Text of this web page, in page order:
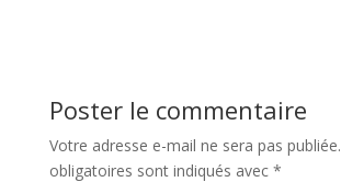
Poster le commentaire
Votre adresse e-mail ne sera pas publiée.
obligatoires sont indiqués avec *